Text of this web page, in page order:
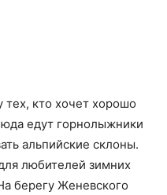
кто хочет хорошо
едут горнолыжники
альпийские склоны.
любителей зимних
берегу Женевского